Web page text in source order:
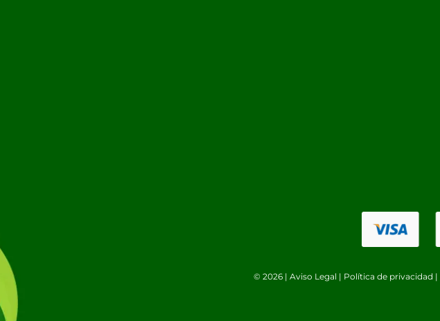
© 2026 | Aviso Legal | Política de privacidad |